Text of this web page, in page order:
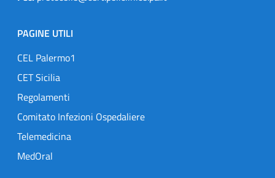
PAGINE UTILI
CEL Palermo1
CET Sicilia
Regolamenti
Comitato Infezioni Ospedaliere
Telemedicina
MedOral